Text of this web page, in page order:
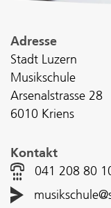
Adresse
Stadt Luzern
Musikschule
Arsenalstrasse 28
6010 Kriens
Kontakt
041 208 80